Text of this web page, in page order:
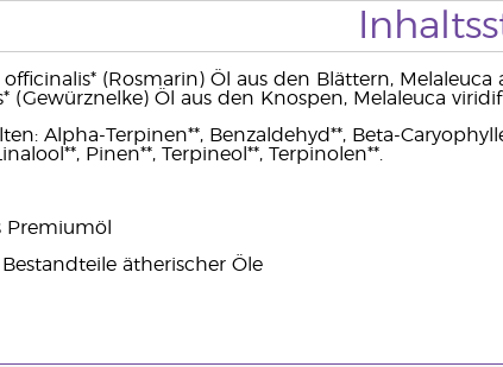
officinalis* (Rosmarin) Öl aus den Blättern,
(Gewürznelke) Öl aus den Knospen, Melaleuca
Alpha-Terpinen**, Benzaldehyd**, Beta-
Pinen**, Terpineol**, Terpinolen**.
Premiumöl
ätherischer Öle